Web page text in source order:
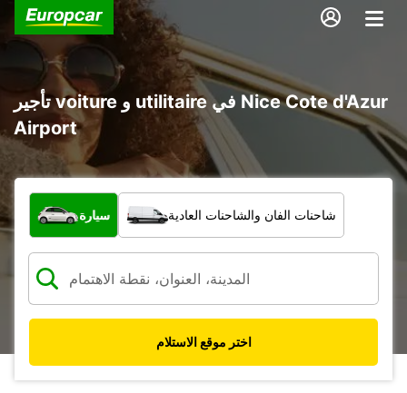
تأجير voiture و utilitaire في Nice Cote d'Azur
Airport
ما نوع المركبة؟
سيارة شاحنات الفان والشاحنات العادية
اختر موقع الاستلام